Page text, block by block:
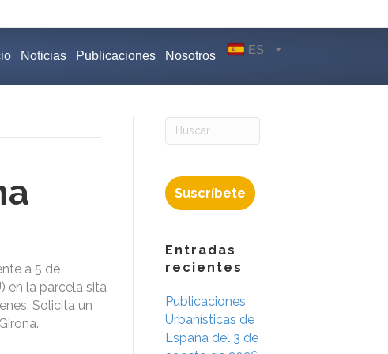
Noticias Publicaciones Nosotros ES
a 5 de
en la parcela sita
Solicita un
Suscríbete
Entradas
recientes
Publicaciones
Urbanísticas de
España del 3 de